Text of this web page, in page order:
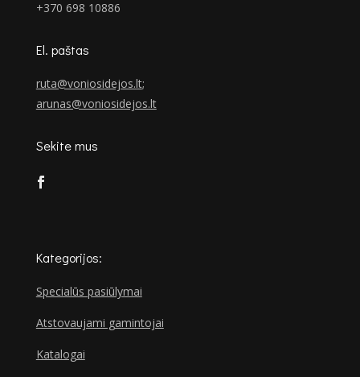
+370 698 10886
El. paštas
ruta@voniosidejos.lt;
arunas@voniosidejos.lt
Sekite mus
Kategorijos:
Specialūs pasiūlymai
Atstovaujami gamintojai
Katalogai